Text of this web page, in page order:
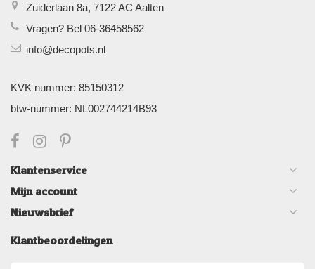
Zuiderlaan 8a, 7122 AC Aalten
Vragen? Bel 06-36458562
info@decopots.nl
KVK nummer: 85150312
btw-nummer: NL002744214B93
Klantenservice
Mijn account
Nieuwsbrief
Klantbeoordelingen